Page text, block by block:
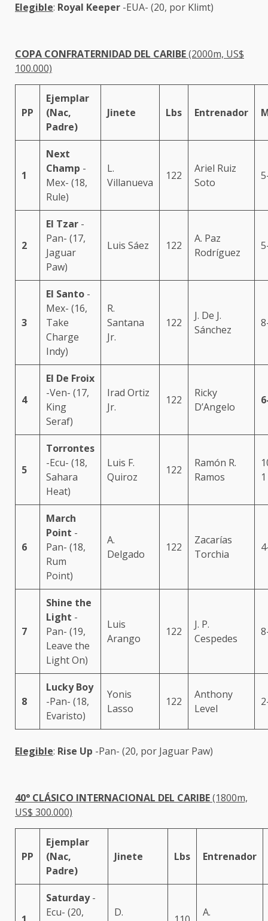
Elegible: Royal Keeper -EUA- (20, por Klimt)
COPA CONFRATERNIDAD DEL CARIBE(2000m, US$
100.000)
PP
Ejemplar
(Nac,
Padre)
Jinete Lbs Entrenador
1
Next
Champ -
Mex- (18,
Rule)
L.
Villanueva
122
Ariel Ruiz
Soto
2
El Tzar -
Pan- (17,
Jaguar
Paw)
Luis Sáez 122
A. Paz
Rodríguez
3
El Santo -
Mex- (16,
Take
Charge
Indy)
R.
Santana
Jr.
122
J. De J.
Sánchez
4
El De Froix
-Ven- (17,
King
Seraf)
Irad Ortiz
Jr.
122
Ricky
D’Angelo
5
Torrontes
-Ecu- (18,
Sahara
Heat)
Luis F.
Quiroz
122
Ramón R.
Ramos
1
6
March
Point -
Pan- (18,
Rum
Point)
A.
Delgado
122
Zacarías
Torchia
7
Shine the
Light -
Pan- (19,
Leave the
Light On)
Luis
Arango
122
J. P.
Cespedes
8
Lucky Boy
-Pan- (18,
Evaristo)
Yonis
Lasso
122
Anthony
Level
Elegible: Rise Up -Pan- (20, por Jaguar Paw)
40° CLÁSICO INTERNACIONAL DEL CARIBE(1800m,
US$ 300.000)
PP
Ejemplar
(Nac,
Padre)
Jinete Lbs Entrenador
Saturday-
Ecu- (20,
D.
A.